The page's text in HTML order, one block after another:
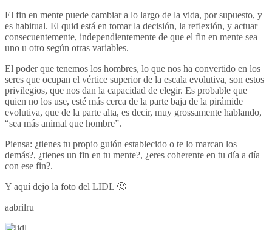
El fin en mente puede cambiar a lo largo de la vida, por supuesto, y
es habitual. El quid está en tomar la decisión, la reflexión, y actuar
consecuentemente, independientemente de que el fin en mente sea
uno u otro según otras variables.
El poder que tenemos los hombres, lo que nos ha convertido en los
seres que ocupan el vértice superior de la escala evolutiva, son estos
privilegios, que nos dan la capacidad de elegir. Es probable que
quien no los use, esté más cerca de la parte baja de la pirámide
evolutiva, que de la parte alta, es decir, muy grossamente hablando,
“sea más animal que hombre”.
Piensa: ¿tienes tu propio guión establecido o te lo marcan los
demás?, ¿tienes un fin en tu mente?, ¿eres coherente en tu día a día
con ese fin?.
Y aquí dejo la foto del LIDL 🙂
aabrilru